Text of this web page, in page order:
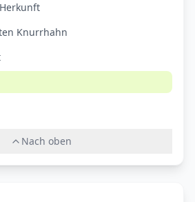
Knurrhahn
Nach oben